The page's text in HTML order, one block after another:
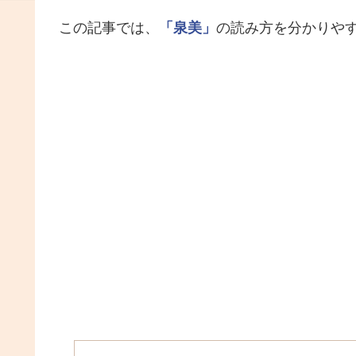
この記事では、 「泉美」 の読み方を分かりや